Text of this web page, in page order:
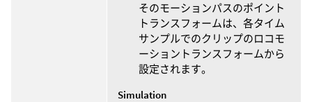
そのモーションパスのポイント
トランスフォームは、各タイム
サンプルでのクリップのロコモ
ーショントランスフォームから
設定されます。
Simulation